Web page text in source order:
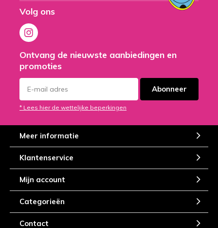
Volg ons
Ontvang de nieuwste aanbiedingen en
promoties
Abonneer
* Lees hier de wettelijke beperkingen
Meer informatie
Klantenservice
Mijn account
Categorieën
Contact